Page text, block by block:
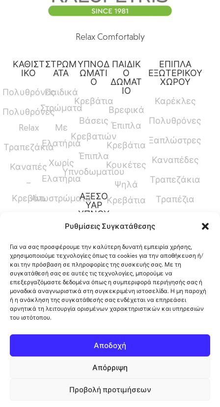
Ρυθμίσεις Συγκατάθεσης
Για να σας προσφέρουμε την καλύτερη δυνατή εμπειρία χρήσης,
χρησιμοποιούμε τεχνολογίες όπως τα cookies για την αποθήκευση ή/
και την πρόσβαση σε πληροφορίες της συσκευής σας. Με τη
συγκατάθεσή σας σε αυτές τις τεχνολογίες, μπορούμε να
επεξεργαζόμαστε δεδομένα όπως η συμπεριφορά περιήγησής σας ή
μοναδικά αναγνωριστικά στη συγκεκριμένη ιστοσελίδα. Η μη παροχή
ή η ανάκληση της συγκατάθεσής σας ενδέχεται να επηρεάσει
αρνητικά τη λειτουργία ορισμένων χαρακτηριστικών και υπηρεσιών
του ιστότοπου.
Αποδοχή
Απόρριψη
Προβολή προτιμήσεων
Relax Comfortably
ΚΑΘΙΣΤ
ΙΚΟ
Πολυθρόνες
Πολυθρόνες
Relax
Τραπεζάκια
Καναπές
–
Κρεβάτι
ΣΤΡΩΜ
ΑΤΑ
Παιδικά
Στρώματα
Με
Ελατήρια
Χωρίς
Ελατήρια
Ανωστρώματα
ΥΠΝΟΔ
ΩΜΑΤΙ
Ο
Κρεβάτια
Βάσεις
Κρεβατιών
Έπιπλα
Υπνοδωματίου
ΑΞΕΣΟ
ΥΑΡ
ΥΠΝΟΥ
Παπλώματα
Μαξιλάρια
Προστατευτικά
Καλύμματα
ΠΑΙΔΙΚ
Ο
ΔΩΜΑΤ
ΙΟ
Βρεφικά
Έπιπλα
Κρεβάτια
Κουκέτες
Ψηλά
Κρεβάτια
Ύψους
Γραφεία
ΕΠΙΠΛΑ
ΕΞΩΤΕΡΙΚΟΥ
ΧΩΡΟΥ
Καρέκλες
Πολυθρόνες
Ξαπλώστρες
Καναπέδες
Τραπεζάκια
Τραπέζια
12ο Χλμ. Ρόδου-Λίνδου, Φαληράκι, Ρόδος,
Ελλάδα